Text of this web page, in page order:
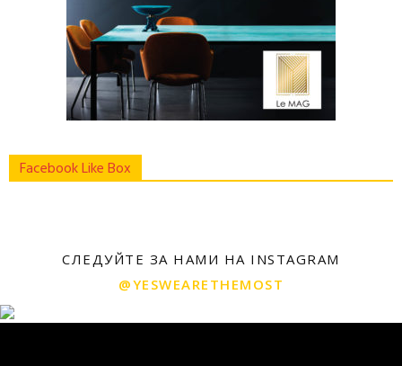
Facebook Like Box
СЛЕДУЙТЕ ЗА НАМИ НА INSTAGRAM
@YESWEARETHEMOST